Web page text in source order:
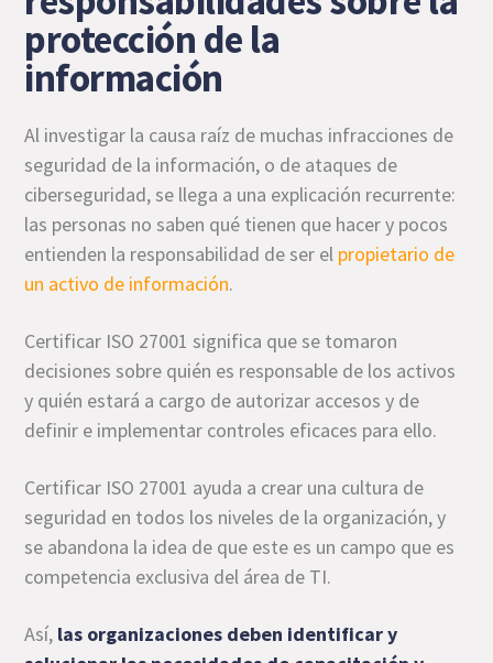
protección de la
información
Al investigar la causa raíz de muchas infracciones de
seguridad de la información, o de ataques de
ciberseguridad, se llega a una explicación recurrente:
las personas no saben qué tienen que hacer y pocos
entienden la responsabilidad de ser el propietario de
un activo de información.
Certificar ISO 27001 significa que se tomaron
decisiones sobre quién es responsable de los activos
y quién estará a cargo de autorizar accesos y de
definir e implementar controles eficaces para ello.
Certificar ISO 27001 ayuda a crear una cultura de
seguridad en todos los niveles de la organización, y
se abandona la idea de que este es un campo que es
competencia exclusiva del área de TI.
Así, las organizaciones deben identificar y